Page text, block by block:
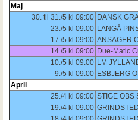
Maj
30. til 31./5 kl 09:00 DANSK
23./5 kl 09:00 LANGÅ
17./5 kl 09:00 ANSAGER
14./5 kl 09:00 Due-Matic
10./5 kl 09:00 LM
9./5 kl 09:00 ESBJERG
April
25./4 kl 09:00 STIGE OBS
19./4 kl 09:00